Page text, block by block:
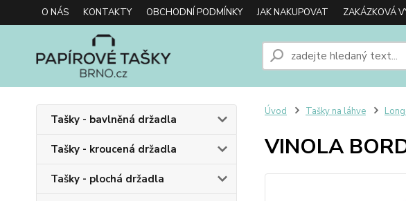
O NÁS KONTAKTY OBCHODNÍ PODMÍNKY JAK NAKUPOVAT ZAKÁZKOVÁ
Tašky - bavlněná držadla
Tašky - kroucená držadla
Tašky - plochá držadla
Úvod Tašky na láhve
VINOLA